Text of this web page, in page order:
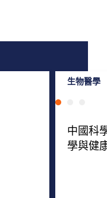
香港微生
我
兩所國
生物醫學
中國科
學與健